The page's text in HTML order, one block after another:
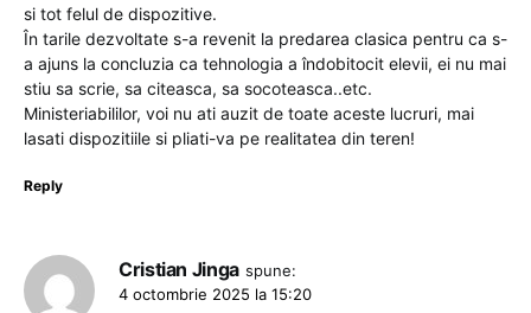
si tot felul de dispozitive.
În tarile dezvoltate s-a revenit la predarea clasica pentru ca s-
a ajuns la concluzia ca tehnologia a îndobitocit elevii, ei nu mai
stiu sa scrie, sa citeasca, sa socoteasca..etc.
Ministeriabililor, voi nu ati auzit de toate aceste lucruri, mai
lasati dispozitiile si pliati-va pe realitatea din teren!
Reply
Cristian Jinga spune:
4 octombrie 2025 la 15:20